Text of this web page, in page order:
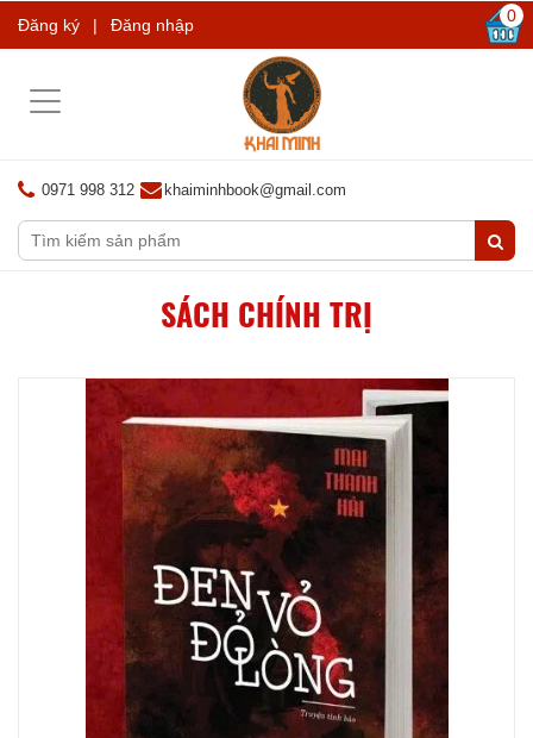
Đăng ký | Đăng nhập 0
Toggle
0971 998 312 khaiminhbook@gmail.com
SÁCH CHÍNH TRỊ